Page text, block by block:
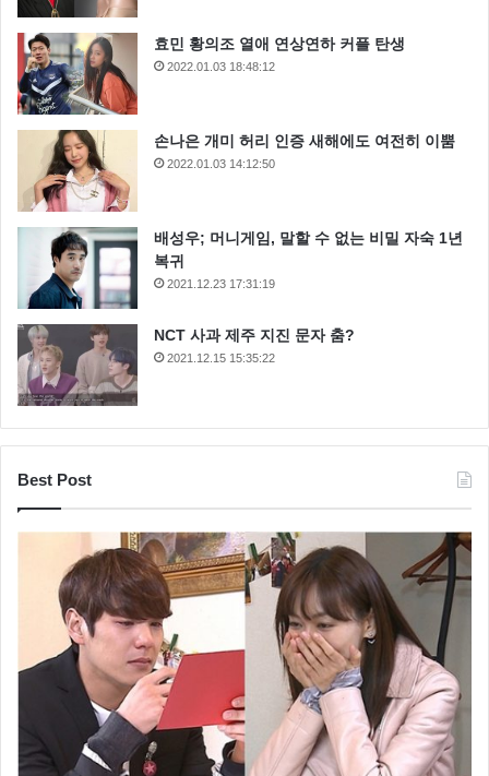
효민 황의조 열애 연상연하 커플 탄생
2022.01.03 18:48:12
손나은 개미 허리 인증 새해에도 여전히 이뿜
2022.01.03 14:12:50
배성우; 머니게임, 말할 수 없는 비밀 자숙 1년
복귀
2021.12.23 17:31:19
NCT 사과 제주 지진 문자 춤?
2021.12.15 15:35:22
Best Post